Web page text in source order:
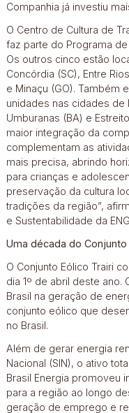
Companhia já investiu
O Centro de Cultura de
faz parte do Programa
Os outros cinco estão
Concórdia (SC), Entre
e Minaçu (GO). Também
unidades nas cidades de
Umburanas (BA) e
maior integração da
complementam as
mais precisa, abrindo
para crianças e
preservação da cultura
tradições da região”,
e Sustentabilidade da
Uma década do Conjunto
O Conjunto Eólico Trairi
dia 1º de abril deste ano.
Brasil na geração de
conjunto eólico que
no Brasil.
Além de gerar energia
Nacional (SIN), o ativo
Brasil Energia promoveu
para a região ao longo
geração de emprego e